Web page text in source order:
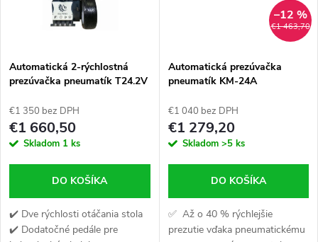
Automatická 2-rýchlostná
prezúvačka pneumatík T24.2V
€1 350 bez DPH
€1 660,50
Skladom 1 ks
DO KOŠÍKA
✔️ Dve rýchlosti otáčania stola
✔️ Dodatočné pedále pre
€1 463,70
–12 %
Automatická prezúvačka
pneumatík KM-24A
€1 040 bez DPH
€1 279,20
Skladom >5 ks
DO KOŠÍKA
✅ Až o 40 % rýchlejšie
prezutie vďaka pneumatickému